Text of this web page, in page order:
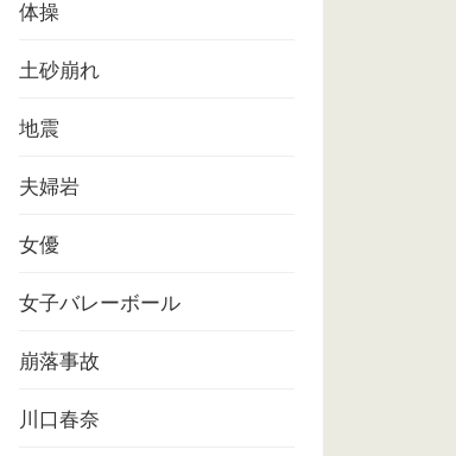
体操
土砂崩れ
地震
夫婦岩
女優
女子バレーボール
崩落事故
川口春奈